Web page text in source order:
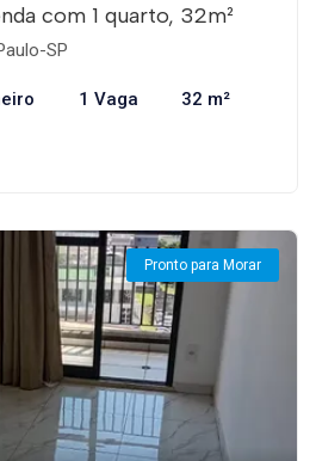
com 1 quarto, 32m²
SP
1 Vaga 32 m²
Pronto para Morar